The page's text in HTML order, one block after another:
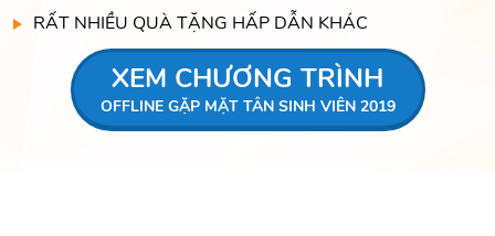
RẤT NHIỀU QUÀ TẶNG HẤP DẪN KHÁC
XEM CHƯƠNG TRÌNH
OFFLINE GẶP MẶT TÂN SINH VIÊN 2019